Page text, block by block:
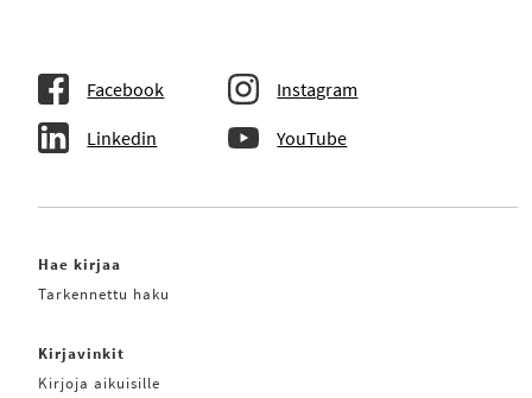
Facebook Instagram
Linkedin YouTube
Hae kirjaa
Tarkennettu haku
Kirjavinkit
Kirjoja aikuisille